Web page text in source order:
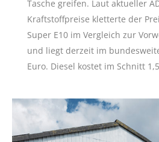
Tasche greifen. Laut aktueller
Kraftstoffpreise kletterte der
Super E10 im Vergleich zur
und liegt derzeit im
Euro. Diesel kostet im Schnitt